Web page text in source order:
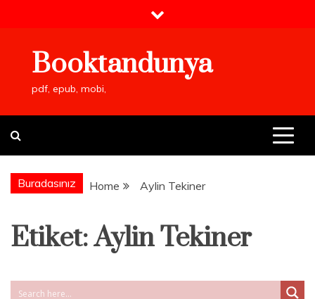
Booktandunya
pdf, epub, mobi,
Buradasınız Home Aylin Tekiner
Etiket:Aylin Tekiner